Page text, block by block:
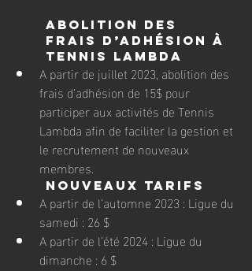
Abolition des
frais d’adhésion à
Tennis Lambda
A partir de juillet 2023, abolition des
frais d’adhésion de 15$ pour
participer aux activités de Tennis
Lambda afin de faciliter la gestion et
le recrutement de nouveaux
membres.
Nouveaux tarifs
A partir de l’automne 2023 : Ligue du
samedi : 26 $
A partir de l’été 2024 : Ligue du
dimanche : 6 $